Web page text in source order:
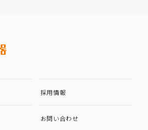
採用情報
お問い合わせ